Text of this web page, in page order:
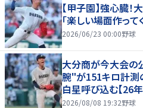
【甲子園】強心臓
「楽しい場面作っ
2026/06/23 00:00野球
大分商が今大会の
腕"が151キロ計測
白星呼び込む【26
2026/08/08 19:32野球